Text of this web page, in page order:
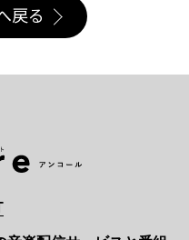
戻る